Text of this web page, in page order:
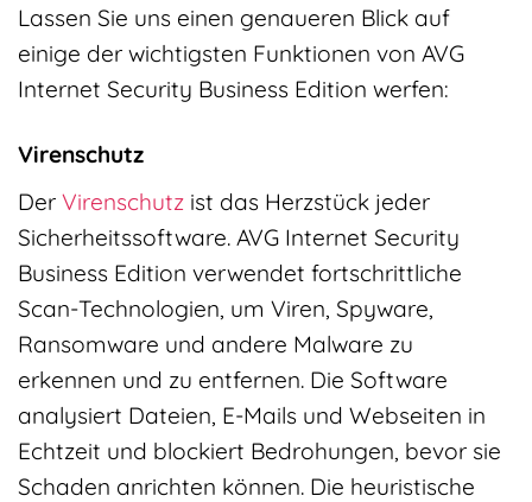
Lassen Sie uns einen genaueren Blick auf
einige der wichtigsten Funktionen von AVG
Internet Security Business Edition werfen:
Virenschutz
Der Virenschutz ist das Herzstück jeder
Sicherheitssoftware. AVG Internet Security
Business Edition verwendet fortschrittliche
Scan-Technologien, um Viren, Spyware,
Ransomware und andere Malware zu
erkennen und zu entfernen. Die Software
analysiert Dateien, E-Mails und Webseiten in
Echtzeit und blockiert Bedrohungen, bevor sie
Schaden anrichten können. Die heuristische